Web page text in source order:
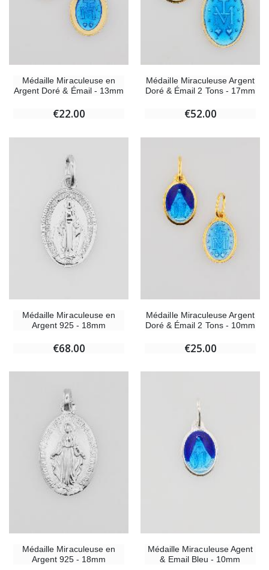
Médaille Miraculeuse en
Argent Doré & Émail - 13mm
€22.00
Médaille Miraculeuse Argent
Doré & Émail 2 Tons - 17mm
€52.00
Médaille Miraculeuse en
Argent 925 - 18mm
€68.00
Médaille Miraculeuse Argent
Doré & Émail 2 Tons - 10mm
€25.00
Médaille Miraculeuse en
Argent 925 - 18mm
Médaille Miraculeuse Agent
& Email Bleu - 10mm